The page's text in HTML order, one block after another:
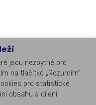
jsou nezbytné pro
na tlačítko „Rozumím“
pro statistické
obsahu a cílení